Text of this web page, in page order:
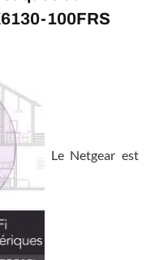
100FRS
Le Netgear est